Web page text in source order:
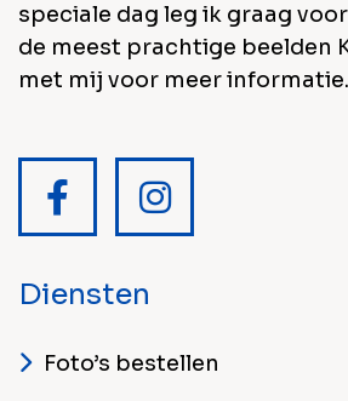
speciale dag leg ik graag
de meest prachtige beelden
met mij voor meer informatie.
Diensten
Foto’s bestellen